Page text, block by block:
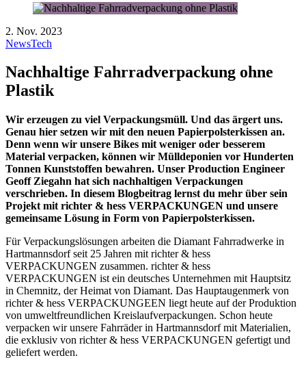
2. Nov. 2023
NewsTech
Nachhaltige Fahrradverpackung ohne
Plastik
Wir erzeugen zu viel Verpackungsmüll. Und das ärgert uns.
Genau hier setzen wir mit den neuen Papierpolsterkissen an.
Denn wenn wir unsere Bikes mit weniger oder besserem
Material verpacken, können wir Mülldeponien vor Hunderten
Tonnen Kunststoffen bewahren. Unser Production Engineer
Geoff Ziegahn hat sich nachhaltigen Verpackungen
verschrieben. In diesem Blogbeitrag lernst du mehr über sein
Projekt mit richter & hess VERPACKUNGEN und unsere
gemeinsame Lösung in Form von Papierpolsterkissen.
Für Verpackungslösungen arbeiten die Diamant Fahrradwerke in
Hartmannsdorf seit 25 Jahren mit richter & hess
VERPACKUNGEN zusammen. richter & hess
VERPACKUNGEN ist ein deutsches Unternehmen mit Hauptsitz
in Chemnitz, der Heimat von Diamant. Das Hauptaugenmerk von
richter & hess VERPACKUNGEEN liegt heute auf der Produktion
von umweltfreundlichen Kreislaufverpackungen. Schon heute
verpacken wir unsere Fahrräder in Hartmannsdorf mit Materialien,
die exklusiv von richter & hess VERPACKUNGEN gefertigt und
geliefert werden.